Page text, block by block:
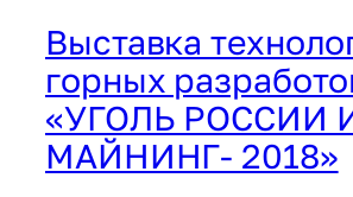
Выставка
горных
«УГОЛЬ РОССИИ
МАЙНИНГ- 2018»